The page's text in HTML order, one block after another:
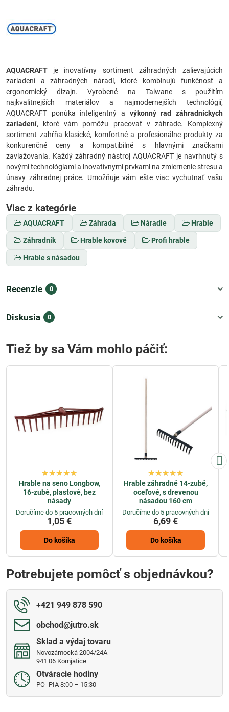
AQUACRAFT je inovatívny sortiment záhradných zalievajúcich
zariadení a záhradných náradí, ktoré kombinujú funkčnosť a
ergonomický dizajn. Vyrobené na Taiwane s použitím
najkvalitnejších materiálov a najmodernejších technológií,
AQUACRAFT ponúka inteligentný a výkonný rad záhradníckych
zariadení, ktoré vám pomôžu pracovať v záhrade. Komplexný
sortiment zahŕňa klasické, komfortné a profesionálne produkty za
konkurenčné ceny a kompatibilné s hlavnými značkami
zavlažovania. Každý záhradný nástroj AQUACRAFT je navrhnutý s
novými technológiami a inovatívnymi prvkami na zmiernenie stresu a
únavy záhradnej práce. Umožňuje vám ešte viac vychutnať vašu
záhradu.
Viac z kategórie
AQUACRAFT Záhrada Náradie Hrable
Záhradník Hrable kovové Profi hrable
Hrable s násadou
Recenzie 0
Diskusia 0
Tiež by sa Vám mohlo páčiť:
Hrable na seno Longbow,
16-zubé, plastové, bez
násady
Doručíme do 5 pracovných dní
1,05 €
Do košíka
Hrable záhradné 14-zubé,
oceľové, s drevenou
násadou 160 cm
Doručíme do 5 pracovných dní
6,69 €
Do košíka
Potrebujete pomôcť s objednávkou?
+421 949 878 590
obchod​@jutro​.sk
Sklad a výdaj tovaru
Novozámocká 2004/24A
941 06 Komjatice
Otváracie hodiny
PO- PIA 8:00 – 15:30